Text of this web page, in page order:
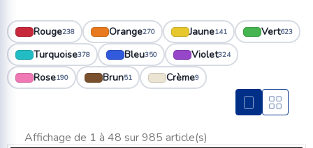
Rouge238 Orange270 Jaune141 Vert623
Turquoise378 Bleu350 Violet324
Rose190 Brun51 Crème9
Affichage de 1 à 48 sur 985 article(s)